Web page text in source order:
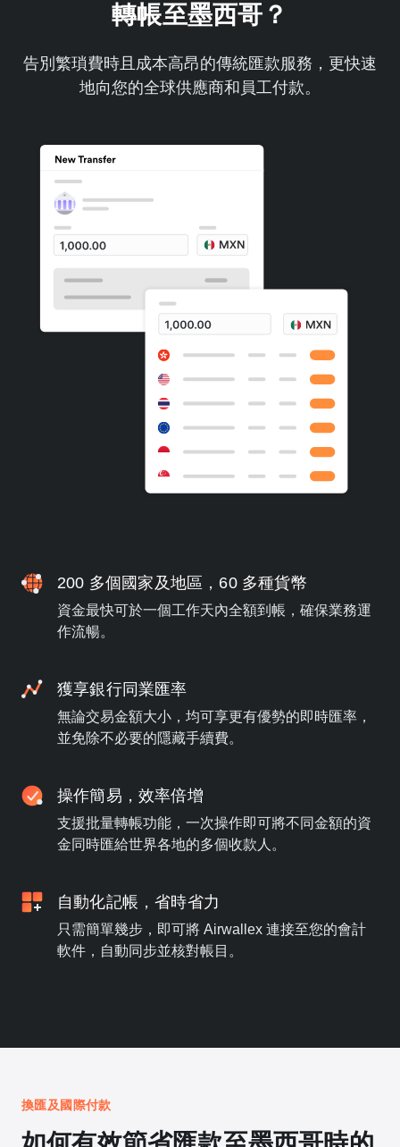
轉帳至墨西哥？
告別繁瑣費時且成本高昂的傳統匯款服務，更快速
地向您的全球供應商和員工付款。
200 多個國家及地區，60 多種貨幣
資金最快可於一個工作天內全額到帳，確保業務運
作流暢。
獲享銀行同業匯率
無論交易金額大小，均可享更有優勢的即時匯率，
並免除不必要的隱藏手續費。
操作簡易，效率倍增
支援批量轉帳功能，一次操作即可將不同金額的資
金同時匯給世界各地的多個收款人。
自動化記帳，省時省力
只需簡單幾步，即可將 Airwallex 連接至您的會計
軟件，自動同步並核對帳目。
換匯及國際付款